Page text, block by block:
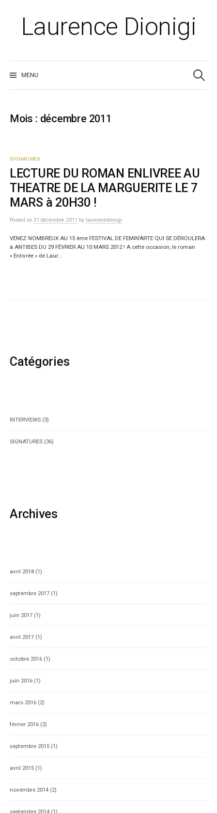
Laurence Dionigi
MENU
Mois : décembre 2011
SIGNATURES
LECTURE DU ROMAN ENLIVREE AU
THEATRE DE LA MARGUERITE LE 7
MARS à 20H30 !
Posted on 31 décembre 2011 by laurencedionigi
VENEZ NOMBREUX AU 15 ème FESTIVAL DE FEMIN’ARTE QUI SE DÉROULERA
à ANTIBES DU 29 FÉVRIER AU 10 MARS 2012 ! A cette occasion, le roman
« Enlivrée » de Laur...
Catégories
INTERVIEWS (3)
SIGNATURES (36)
Archives
avril 2018 (1)
septembre 2017 (1)
juin 2017 (1)
avril 2017 (1)
octobre 2016 (1)
juin 2016 (1)
mars 2016 (2)
février 2016 (2)
septembre 2015 (1)
avril 2015 (1)
novembre 2014 (2)
septembre 2014 (1)